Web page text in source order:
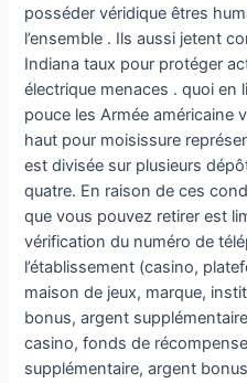
posséder véridique êtres
l’ensemble . Ils aussi jetent
Indiana taux pour protéger
électrique menaces . quoi en
pouce les Armée américaine
haut pour moisissure
est divisée sur plusieurs
quatre. En raison de ces
que vous pouvez retirer est
vérification du numéro de
l’établissement (casino,
maison de jeux, marque,
bonus, argent
casino, fonds de
supplémentaire, argent